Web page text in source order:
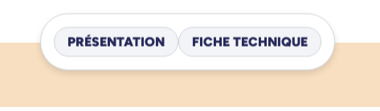
PRÉSENTATION FICHE TECHNIQUE